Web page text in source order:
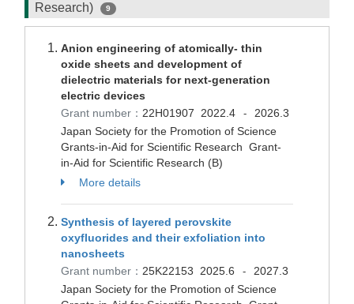
Research)
9
Anion engineering of atomically- thin
oxide sheets and development of
dielectric materials for next-generation
electric devices
Grant number： 22H01907 2022.4 -
2026.3
Japan Society for the Promotion of Science
Grants-in-Aid for Scientific Research Grant-
in-Aid for Scientific Research (B)
More details
Synthesis of layered perovskite
oxyfluorides and their exfoliation into
nanosheets
Grant number： 25K22153 2025.6 -
2027.3
Japan Society for the Promotion of Science